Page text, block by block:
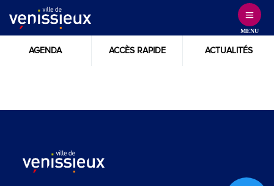
Content
MENU
AGENDA ACCÈS RAPIDE ACTUALITÉS